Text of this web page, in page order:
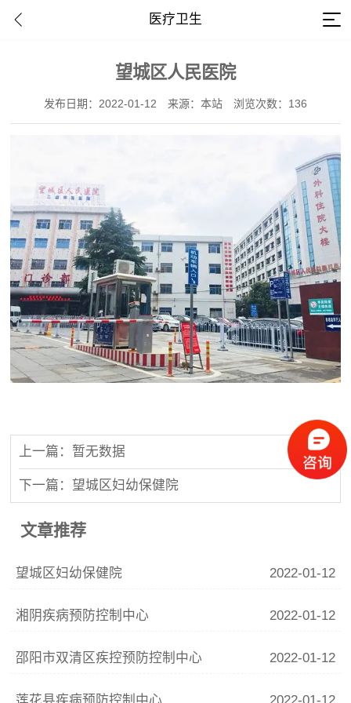
医疗卫生
望城区人民医院
发布日期：2022-01-12 来源：本站 浏览次数：136
上一篇：暂无数据
下一篇：望城区妇幼保健院
文章推荐
望城区妇幼保健院 2022-01-12
湘阴疾病预防控制中心 2022-01-12
邵阳市双清区疾控预防控制中心 2022-01-12